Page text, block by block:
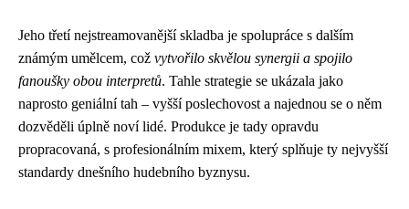
Jeho třetí nejstreamovanější skladba je spolupráce s dalším
známým umělcem, což vytvořilo skvělou synergii a spojilo
fanoušky obou interpretů. Tahle strategie se ukázala jako
naprosto geniální tah – vyšší poslechovost a najednou se o něm
dozvěděli úplně noví lidé. Produkce je tady opravdu
propracovaná, s profesionálním mixem, který splňuje ty nejvyšší
standardy dnešního hudebního byznysu.